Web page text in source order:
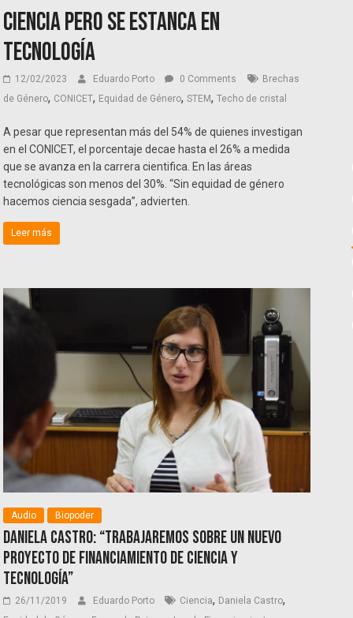
Ciencia pero se estanca en
Tecnología
12/02/2023 Eduardo Porto 0 Comments
Brechas
de Género, CONICET, Equidad de Género,STEM,Techo de cristal
A pesar que representan más del 54% de quienes investigan
en el CONICET, el porcentaje decae hasta el 26% a medida
que se avanza en la carrera cientifica. En las áreas
tecnológicas son menos del 30%. “Sin equidad de género
hacemos ciencia sesgada”, advierten.
Leer más
Audio Biopoder
Daniela Castro: “Trabajaremos sobre un nuevo
proyecto de Financiamiento de Ciencia y
Tecnología”
26/11/2019 Eduardo Porto Ciencia, Daniela Castro,